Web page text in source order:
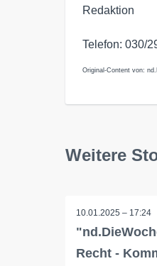
Redaktion
Telefon: 030/
Original-Content von:
Weitere
10.01.2025 – 17:24
Recht -